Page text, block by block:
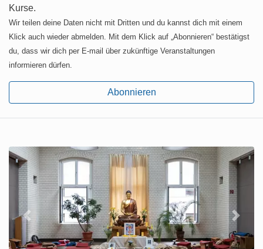
Kurse.
Wir teilen deine Daten nicht mit Dritten und du kannst dich mit einem
Klick auch wieder abmelden. Mit dem Klick auf „Abonnieren“ bestätigst
du, dass wir dich per E-mail über zukünftige Veranstaltungen
informieren dürfen.
Abonnieren
Previous Next